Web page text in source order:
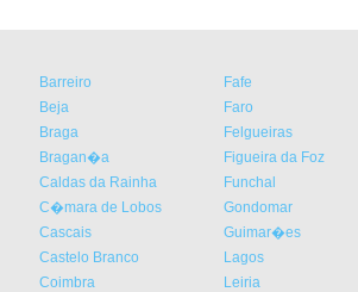
Barreiro
Beja
Braga
Bragan�a
Caldas da Rainha
C�mara de Lobos
Cascais
Castelo Branco
Coimbra
Fafe
Faro
Felgueiras
Figueira da Foz
Funchal
Gondomar
Guimar�es
Lagos
Leiria